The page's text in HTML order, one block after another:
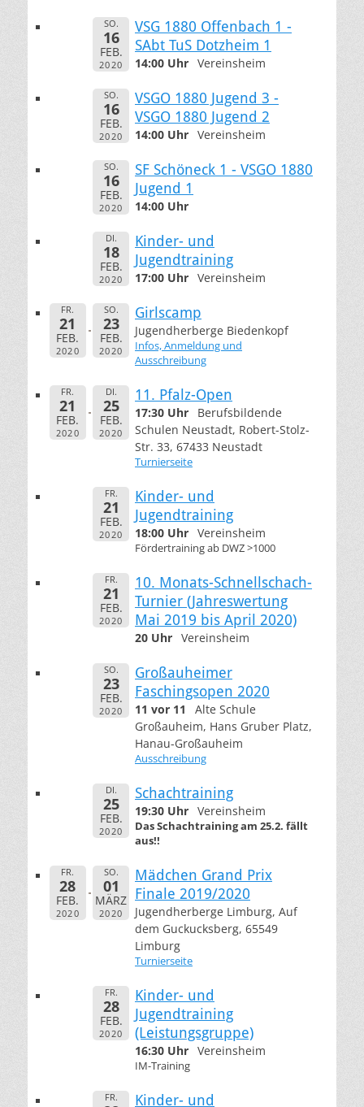
SO.
16
FEB.
2020
VSG 1880 Offenbach 1 -
SAbt TuS Dotzheim 1
14:00 Uhr Vereinsheim
SO.
16
FEB.
2020
VSGO 1880 Jugend 3 -
VSGO 1880 Jugend 2
14:00 Uhr Vereinsheim
SO.
16
FEB.
2020
SF Schöneck 1 - VSGO 1880
Jugend 1
14:00 Uhr
DI.
18
FEB.
2020
Kinder- und
Jugendtraining
17:00 Uhr Vereinsheim
FR.
21
FEB.
2020
SO.
23
FEB.
2020
Girlscamp
Jugendherberge Biedenkopf
Infos, Anmeldung und
Ausschreibung
FR.
21
FEB.
2020
DI.
25
FEB.
2020
11. Pfalz-Open
17:30 Uhr
Berufsbildende
Schulen Neustadt, Robert-Stolz-
Str. 33, 67433 Neustadt
Turnierseite
FR.
21
FEB.
2020
Kinder- und
Jugendtraining
18:00 Uhr Vereinsheim
Fördertraining ab DWZ >1000
FR.
21
FEB.
2020
10. Monats-Schnellschach-
Turnier (Jahreswertung
Mai 2019 bis April 2020)
20 Uhr Vereinsheim
SO.
23
FEB.
2020
Großauheimer
Faschingsopen 2020
11 vor 11
Alte Schule
Großauheim, Hans Gruber Platz,
Hanau-Großauheim
Ausschreibung
DI.
25
FEB.
2020
Schachtraining
19:30 Uhr Vereinsheim
Das Schachtraining am 25.2. fällt
aus!!
FR.
28
FEB.
2020
SO.
01
MÄRZ
2020
Mädchen Grand Prix
Finale 2019/2020
Jugendherberge Limburg, Auf
dem Guckucksberg, 65549
Limburg
Turnierseite
FR.
28
FEB.
2020
Kinder- und
Jugendtraining
(Leistungsgruppe)
16:30 Uhr Vereinsheim
IM-Training
FR. Kinder- und